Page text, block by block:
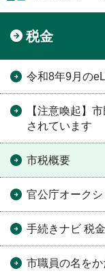
税金
令和8年9月の
【注意喚起】
されています
市税概要
官公庁オーク
手続きナビ 税金
市職員の名を